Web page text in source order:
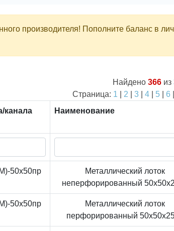
производителя! Пополните баланс в
Найдено 366 из
Страница: 1 2 3| 4| 5| 6
канала Наименование
50x50пр
Металлический лоток
неперфорированный
50x50пр
Металлический лоток
перфорированный